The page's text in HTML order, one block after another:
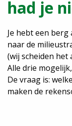
Milieustraat
Inzameling afval
Contact
Login
had je
Je hebt een berg
naar de
(wij scheiden het
Alle drie
De vraag is:
maken de